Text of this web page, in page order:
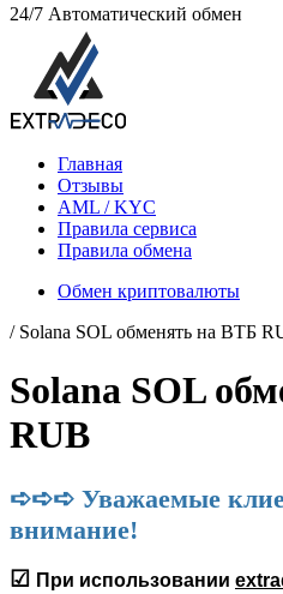
24/7 Автоматический обмен
Главная
Отзывы
AML / KYC
Правила сервиса
Правила обмена
Обмен криптовалюты
/ Solana SOL обменять на ВТБ
Solana SOL
RUB
➪➪➪ Уважаемые
внимание!
☑ При использовании